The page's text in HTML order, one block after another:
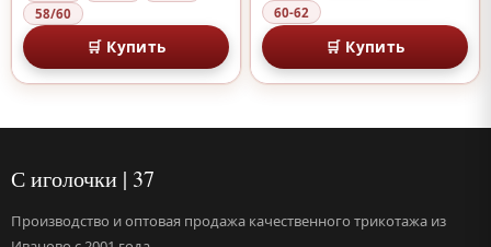
58/60
🛒 Купить
60-62
🛒 Купить
С иголочки | 37
Производство и оптовая продажа качественного трикотажа из